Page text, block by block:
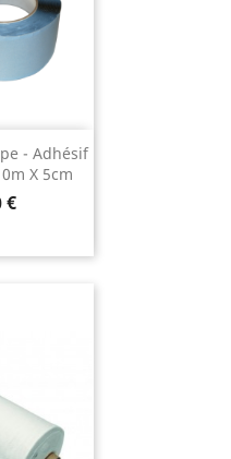
- Adhésif
X 5cm
€